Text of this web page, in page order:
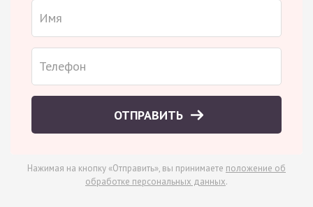
ОТПРАВИТЬ
Нажимая на кнопку «Отправить», вы принимаете положение об
обработке персональных данных.